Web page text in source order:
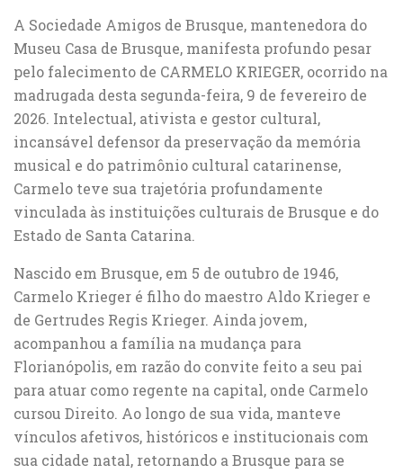
A Sociedade Amigos de Brusque, mantenedora do
Museu Casa de Brusque, manifesta profundo pesar
pelo falecimento de CARMELO KRIEGER, ocorrido na
madrugada desta segunda-feira, 9 de fevereiro de
2026. Intelectual, ativista e gestor cultural,
incansável defensor da preservação da memória
musical e do patrimônio cultural catarinense,
Carmelo teve sua trajetória profundamente
vinculada às instituições culturais de Brusque e do
Estado de Santa Catarina.
Nascido em Brusque, em 5 de outubro de 1946,
Carmelo Krieger é filho do maestro Aldo Krieger e
de Gertrudes Regis Krieger. Ainda jovem,
acompanhou a família na mudança para
Florianópolis, em razão do convite feito a seu pai
para atuar como regente na capital, onde Carmelo
cursou Direito. Ao longo de sua vida, manteve
vínculos afetivos, históricos e institucionais com
sua cidade natal, retornando a Brusque para se